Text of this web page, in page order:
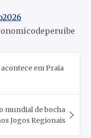
em Praia
mundial de bocha
Jogos Regionais